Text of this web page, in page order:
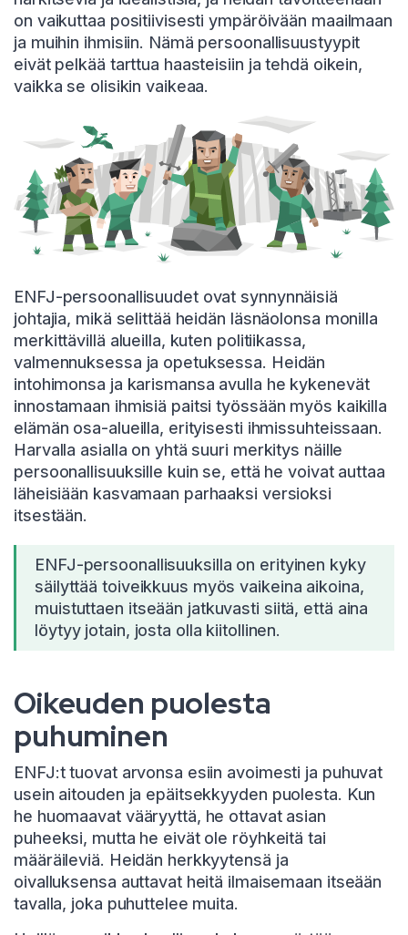
on vaikuttaa positiivisesti ympäröivään maailmaan
ja muihin ihmisiin. Nämä persoonallisuustyypit
eivät pelkää tarttua haasteisiin ja tehdä oikein,
vaikka se olisikin vaikeaa.
ENFJ-persoonallisuudet ovat synnynnäisiä
johtajia, mikä selittää heidän läsnäolonsa monilla
merkittävillä alueilla, kuten politiikassa,
valmennuksessa ja opetuksessa. Heidän
intohimonsa ja karismansa avulla he kykenevät
innostamaan ihmisiä paitsi työssään myös kaikilla
elämän osa-alueilla, erityisesti ihmissuhteissaan.
Harvalla asialla on yhtä suuri merkitys näille
persoonallisuuksille kuin se, että he voivat auttaa
läheisiään kasvamaan parhaaksi versioksi
itsestään.
ENFJ-persoonallisuuksilla on erityinen kyky
säilyttää toiveikkuus myös vaikeina aikoina,
muistuttaen itseään jatkuvasti siitä, että aina
löytyy jotain, josta olla kiitollinen.
Oikeuden puolesta
puhuminen
ENFJ:t tuovat arvonsa esiin avoimesti ja puhuvat
usein aitouden ja epäitsekkyyden puolesta. Kun
he huomaavat vääryyttä, he ottavat asian
puheeksi, mutta he eivät ole röyhkeitä tai
määräileviä. Heidän herkkyytensä ja
oivalluksensa auttavat heitä ilmaisemaan itseään
tavalla, joka puhuttelee muita.